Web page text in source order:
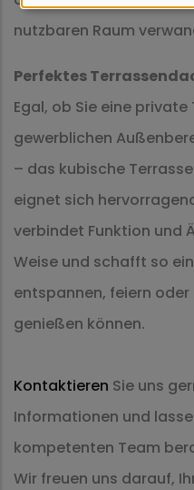
nutzbaren Raum
Perfektes
Egal, ob Sie eine
gewerblichen
– das kubische
eignet sich
verbindet Funktion und
Weise und schafft so
entspannen, feiern
genießen können.
Kontaktieren Sie uns
Informationen und
kompetenten Team
Wir freuen uns darauf,